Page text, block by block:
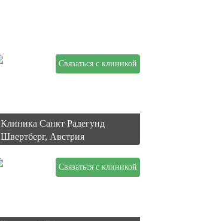
Связаться с клиникой
Клиника Санкт Радегунд
Швертберг, Австрия
Связаться с клиникой